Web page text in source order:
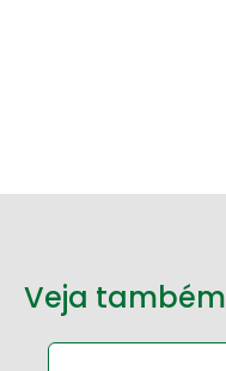
Veja também